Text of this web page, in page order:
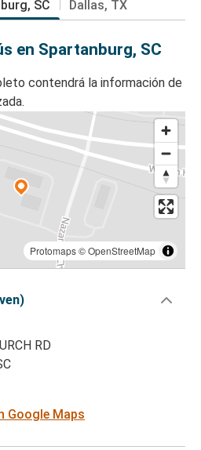
SC Dallas, TX
en Spartanburg, SC
contendrá la información de
Protomaps©OpenStreetMap
RD
Google Maps